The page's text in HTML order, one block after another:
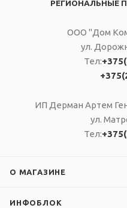
РЕГИОНАЛЬНЫЕ
ООО "Дом
ул.
Тел:
ИП Дерман Артем
ул.
Тел:
О МАГАЗИНЕ
ИНФОБЛОК